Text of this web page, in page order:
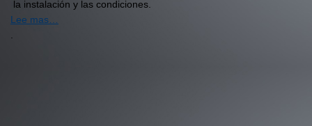
la instalación y las condiciones.
Lee mas…